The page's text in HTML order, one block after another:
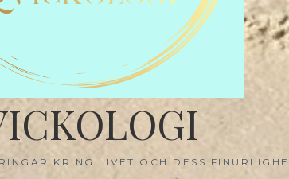
KRING LIVET OCH DESS